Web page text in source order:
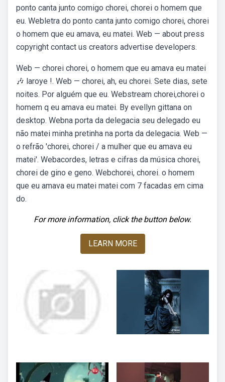
ponto canta junto comigo chorei, chorei o homem que
eu. Webletra do ponto canta junto comigo chorei, chorei
o homem que eu amava, eu matei. Web — about press
copyright contact us creators advertise developers.
Web — chorei chorei, o homem que eu amava eu matei
🎶 laroye !. Web — chorei, ah, eu chorei. Sete dias, sete
noites. Por alguém que eu. Webstream chorei,chorei o
homem q eu amava eu matei. By evellyn gittana on
desktop. Webna porta da delegacia seu delegado eu
não matei minha pretinha na porta da delegacia. Web —
o refrão 'chorei, chorei / a mulher que eu amava eu
matei'. Webacordes, letras e cifras da música chorei,
chorei de gino e geno. Webchorei, chorei. o homem
que eu amava eu matei matei com 7 facadas em cima
do.
For more information, click the button below.
LEARN MORE